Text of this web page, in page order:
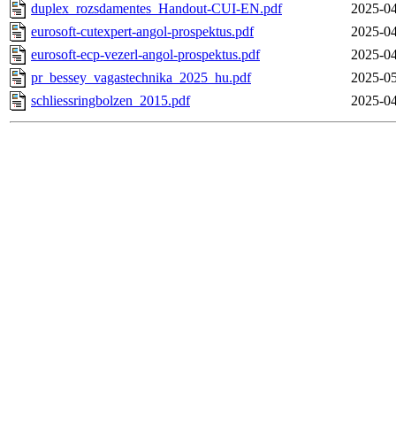
duplex_rozsdamentes_Handout-CUI-EN.pdf
2025-
eurosoft-cutexpert-angol-prospektus.pdf
2025-
eurosoft-ecp-vezerl-angol-prospektus.pdf
2025-
pr_bessey_vagastechnika_2025_hu.pdf
2025-
schliessringbolzen_2015.pdf
2025-